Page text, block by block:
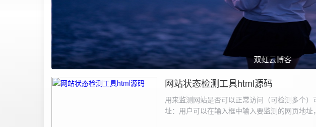
双虹云博客
2025-8-12
网站状态检测工具html源码
用来监测网站是否可以正常访问（可检测多个
址：用户可以在输入框中输入要监测的网页地